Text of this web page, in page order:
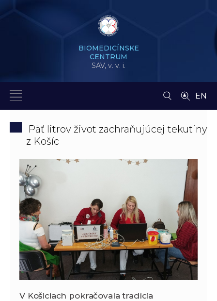
BIOMEDICÍNSKE
CENTRUM
SAV, v. v. i.
EN
Päť litrov život zachraňujúcej tekutiny
z Košíc
V Košiciach pokračovala tradícia